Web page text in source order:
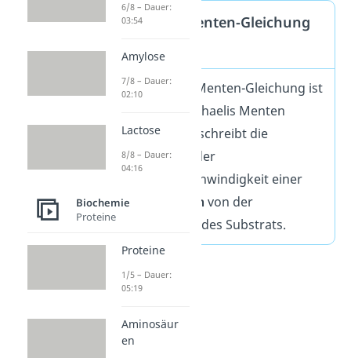
Michaelis-Menten-Gleichung
Definition
Die Michaelis-Menten-Gleichung ist
ein Teil der Michaelis Menten
Kinetik und beschreibt die
Abhängigkeit der
Reaktionsgeschwindigkeit einer
Enzymreaktion von der
Konzentration des Substrats.
6/8 – Dauer:
03:54
Amylose
7/8 – Dauer:
02:10
Lactose
8/8 – Dauer:
04:16
Biochemie
Proteine
Proteine
1/5 – Dauer:
05:19
Aminosäur
en